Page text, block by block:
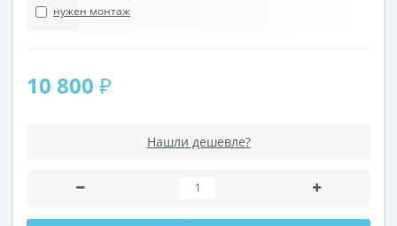
нужен монтаж
10 800 ₽
Нашли дешевле?